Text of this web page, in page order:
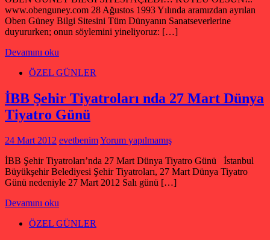
www.obenguney.com 28 Ağustos 1993 Yılında aramızdan ayrılan
Oben Güney Bilgi Sitesini Tüm Dünyanın Sanatseverlerine
duyururken; onun söylemini yineliyoruz: […]
Devamını oku
ÖZEL GÜNLER
İBB Şehir Tiyatroları nda 27 Mart Dünya
Tiyatro Günü
24 Mart 2012 evetbenimYorum yapılmamış
İBB Şehir Tiyatroları’nda 27 Mart Dünya Tiyatro Günü İstanbul
Büyükşehir Belediyesi Şehir Tiyatroları, 27 Mart Dünya Tiyatro
Günü nedeniyle 27 Mart 2012 Salı günü […]
Devamını oku
ÖZEL GÜNLER